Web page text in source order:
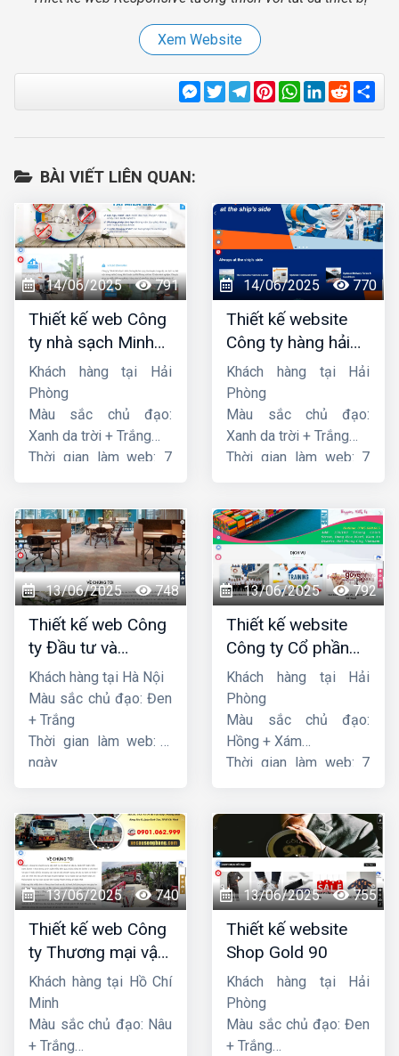
Xem Website
Messenger
TwitterTelegram
Pinterest
WhatsApp
LinkedIn
Reddit
BÀI VIẾT LIÊN QUAN:
14/06/2025 791
Thiết kế web Công
ty nhà sạch Minh
Dương
Khách hàng tại Hải
Phòng
Màu sắc chủ đạo:
Xanh da trời + Trắng
Thời gian làm web: 7
14/06/2025 770
Thiết kế website
Công ty hàng hải
liên minh
Khách hàng tại Hải
Phòng
Màu sắc chủ đạo:
Xanh da trời + Trắng
Thời gian làm web: 7
13/06/2025 748
Thiết kế web Công
ty Đầu tư và
Thương mại Five-
Star
Khách hàng tại Hà Nội
Màu sắc chủ đạo: Đen
+ Trắng
Thời gian làm web: 7
ngày
13/06/2025 792
Thiết kế website
Công ty Cổ phần
dịch vụ hàng hải
Sen
Khách hàng tại Hải
Phòng
Màu sắc chủ đạo:
Hồng + Xám
Thời gian làm web: 7
13/06/2025 740
Thiết kế web Công
ty Thương mại vận
tải Song Bằng
Khách hàng tại Hồ Chí
Minh
Màu sắc chủ đạo: Nâu
+ Trắng
13/06/2025 755
Thiết kế website
Shop Gold 90
Khách hàng tại Hải
Phòng
Màu sắc chủ đạo: Đen
+ Trắng